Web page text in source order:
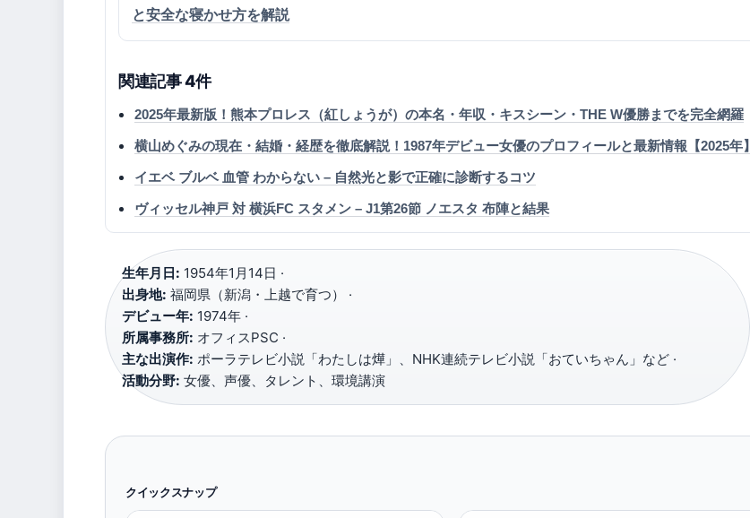
と安全な寝かせ方を解説
関連記事 4件
2025年最新版！熊本プロレス（紅しょうが）の本名・年収・キスシーン・THE W優勝までを完全網羅
横山めぐみの現在・結婚・経歴を徹底解説！1987年デビュー女優のプロフィールと最新情報【2025年】
イエベ ブルベ 血管 わからない – 自然光と影で正確に診断するコツ
ヴィッセル神戸 対 横浜FC スタメン – J1第26節 ノエスタ 布陣と結果
生年月日: 1954年1月14日 ·
出身地: 福岡県（新潟・上越で育つ） ·
デビュー年: 1974年 ·
所属事務所: オフィスPSC ·
主な出演作: ポーラテレビ小説「わたしは燁」、NHK連続テレビ小説「おていちゃん」など ·
活動分野: 女優、声優、タレント、環境講演
クイックスナップ